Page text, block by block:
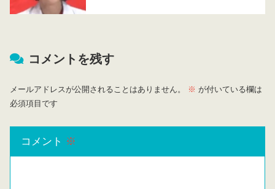
コメントを残す
メールアドレスが公開されることはありません。 ※ が付いている欄は
必須項目です
コメント ※